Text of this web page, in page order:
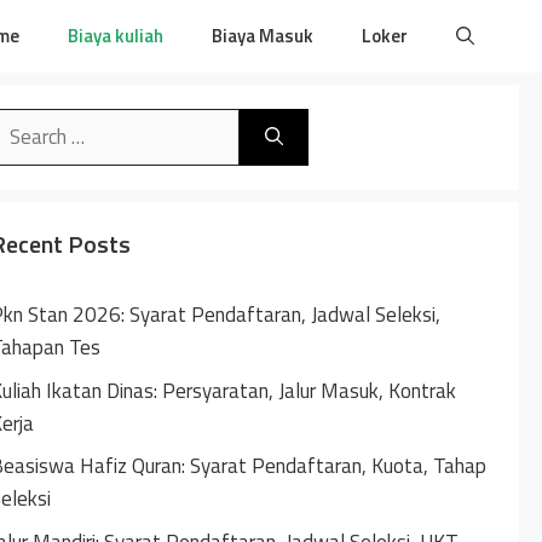
Biaya kuliah Biaya Masuk Loker
Search
Posts
Stan 2026: Syarat Pendaftaran, Jadwal Seleksi,
Tes
Ikatan Dinas: Persyaratan, Jalur Masuk, Kontrak
Hafiz Quran: Syarat Pendaftaran, Kuota, Tahap